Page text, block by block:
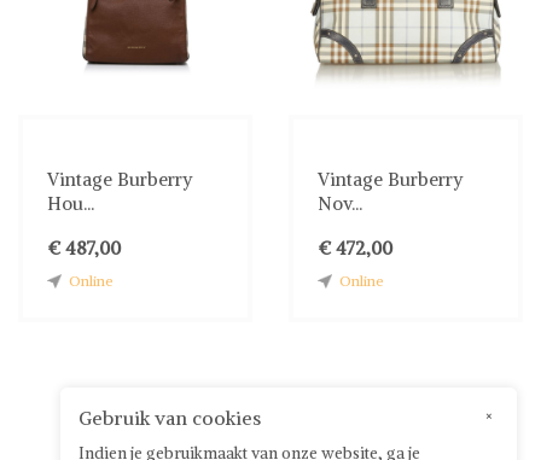
Vintage Burberry
Hou...
€ 487,00
Online
Vintage Burberry
Nov...
€ 472,00
Online
×
Gebruik van cookies
Indien je gebruikmaakt van onze website, ga je